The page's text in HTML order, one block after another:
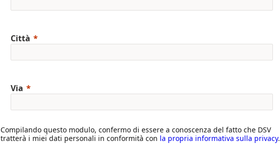
Città
Via
Compilando questo modulo, confermo di essere a conoscenza del fatto che DSV
tratterà i miei dati personali in conformità con la propria informativa sulla privacy.